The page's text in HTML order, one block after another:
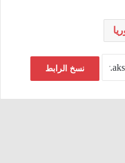
نسخ الرابط